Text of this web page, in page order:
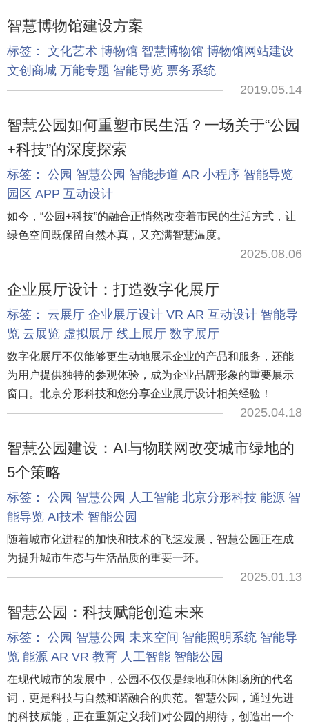
智慧博物馆建设方案
标签： 文化艺术 博物馆 智慧博物馆 博物馆网站建设
文创商城 万能专题 智能导览 票务系统
2019.05.14
智慧公园如何重塑市民生活？一场关于“公园
+科技”的深度探索
标签： 公园 智慧公园 智能步道 AR 小程序 智能导览
园区 APP 互动设计
如今，“公园+科技”的融合正悄然改变着市民的生活方式，让
绿色空间既保留自然本真，又充满智慧温度。
2025.08.06
企业展厅设计：打造数字化展厅
标签： 云展厅 企业展厅设计 VR AR 互动设计 智能导
览 云展览 虚拟展厅 线上展厅 数字展厅
数字化展厅不仅能够更生动地展示企业的产品和服务，还能
为用户提供独特的参观体验，成为企业品牌形象的重要展示
窗口。北京分形科技和您分享企业展厅设计相关经验！
2025.04.18
智慧公园建设：AI与物联网改变城市绿地的
5个策略
标签： 公园 智慧公园 人工智能 北京分形科技 能源 智
能导览 AI技术 智能公园
随着城市化进程的加快和技术的飞速发展，智慧公园正在成
为提升城市生态与生活品质的重要一环。
2025.01.13
智慧公园：科技赋能创造未来
标签： 公园 智慧公园 未来空间 智能照明系统 智能导
览 能源 AR VR 教育 人工智能 智能公园
在现代城市的发展中，公园不仅仅是绿地和休闲场所的代名
词，更是科技与自然和谐融合的典范。智慧公园，通过先进
的科技赋能，正在重新定义我们对公园的期待，创造出一个